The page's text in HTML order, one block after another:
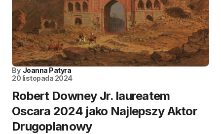
By Joanna Patyra
20 listopada 2024
Robert Downey Jr. laureatem
Oscara 2024 jako Najlepszy Aktor
Drugoplanowy